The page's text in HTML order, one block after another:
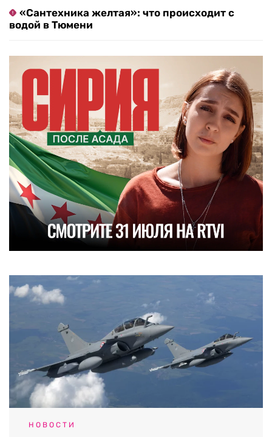
«Сантехника желтая»: что происходит с
водой в Тюмени
НОВОСТИ